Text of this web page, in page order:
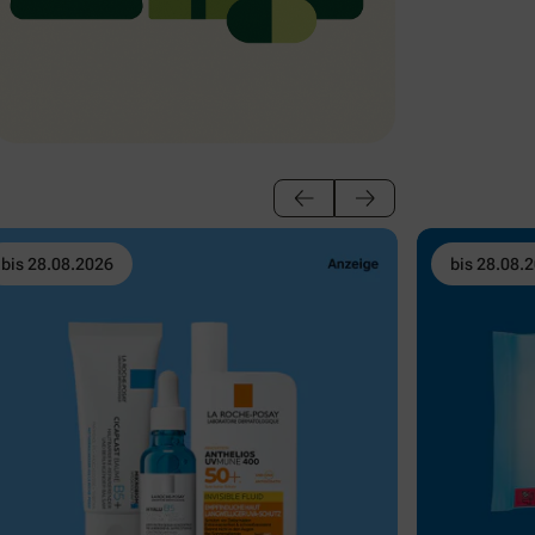
bis 28.08.2026 bis